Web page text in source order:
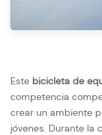
Este bicicleta de
competencia
crear un ambiente
jóvenes. Durante la